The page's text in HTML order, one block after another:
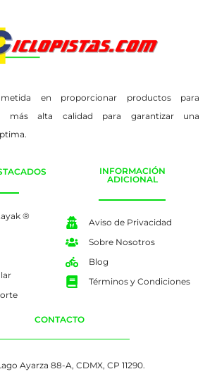
en proporcionar productos para
más alta calidad para garantizar una
®
INFORMACIÓN
ADICIONAL
Aviso de Privacidad
Sobre Nosotros
Blog
Términos y Condiciones
CONTACTO
Ayarza 88-A, CDMX, CP 11290.